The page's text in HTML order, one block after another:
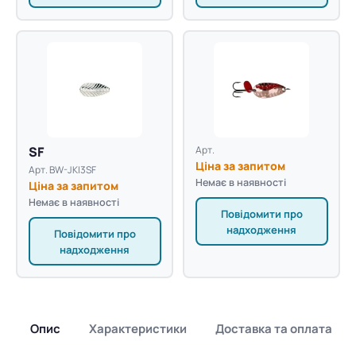
SF
Арт. BW-JKI3SF
Ціна за запитом
Немає в наявності
Повідомити про
надходження
Арт.
Ціна за запитом
Немає в наявності
Повідомити про
надходження
Опис Характеристики Доставка та оплата